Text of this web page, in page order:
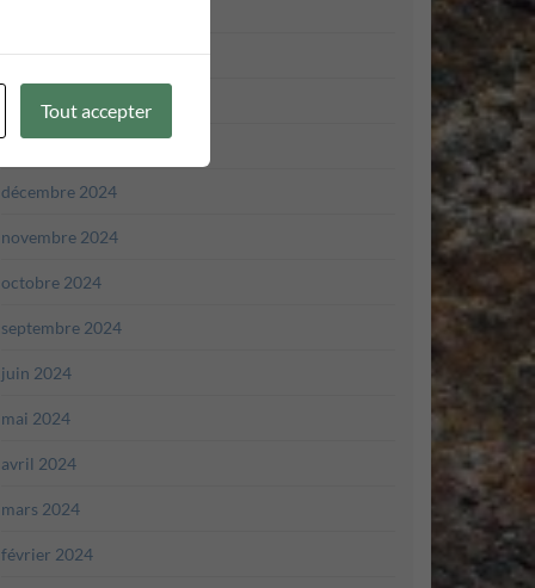
mars 2025
février 2025
décembre 2024
novembre 2024
octobre 2024
septembre 2024
juin 2024
mai 2024
avril 2024
mars 2024
février 2024
Tout accepter